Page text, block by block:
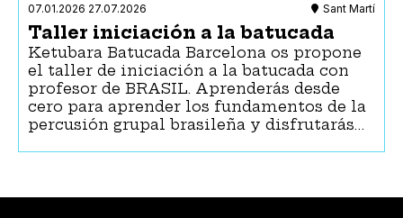
07.01.2026 27.07.2026 Sant Martí
Taller iniciación a la batucada
Ketubara Batucada Barcelona os propone
el taller de iniciación a la batucada con
profesor de BRASIL. Aprenderás desde
cero para aprender los fundamentos de la
percusión grupal brasileña y disfrutarás…